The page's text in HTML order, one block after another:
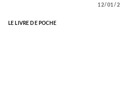
12/01/
LE LIVRE DE POCHE